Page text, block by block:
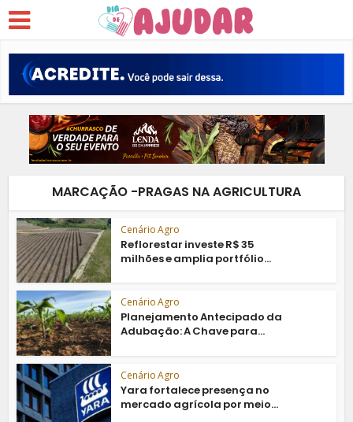
MARCAÇÃO -PRAGAS NA AGRICULTURA
Cenário Agro
Reflorestar investe R$ 35
milhões e amplia portfólio...
Cenário Agro
Planejamento Antecipado da
Adubação: A Chave para...
Cenário Agro
Yara fortalece presença no
mercado agrícola por meio...